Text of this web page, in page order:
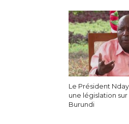
Le Président
une législation
Burundi